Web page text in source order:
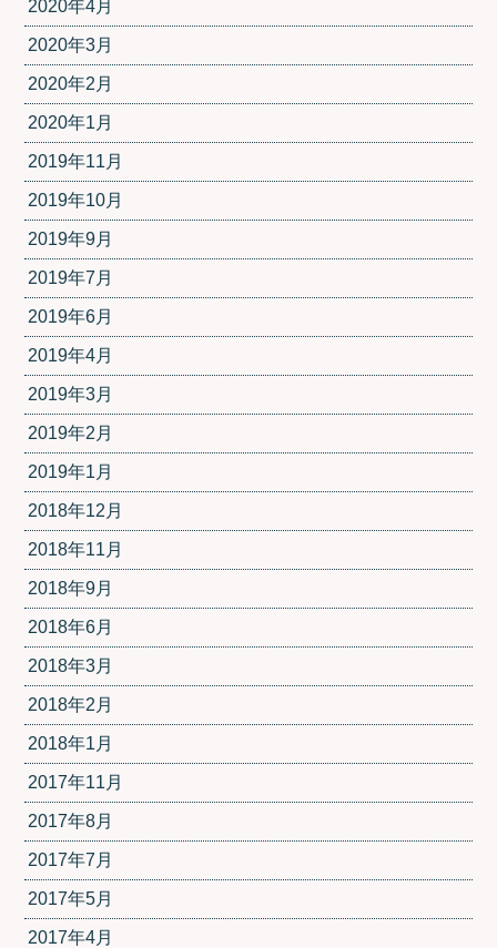
2020年4月
2020年3月
2020年2月
2020年1月
2019年11月
2019年10月
2019年9月
2019年7月
2019年6月
2019年4月
2019年3月
2019年2月
2019年1月
2018年12月
2018年11月
2018年9月
2018年6月
2018年3月
2018年2月
2018年1月
2017年11月
2017年8月
2017年7月
2017年5月
2017年4月